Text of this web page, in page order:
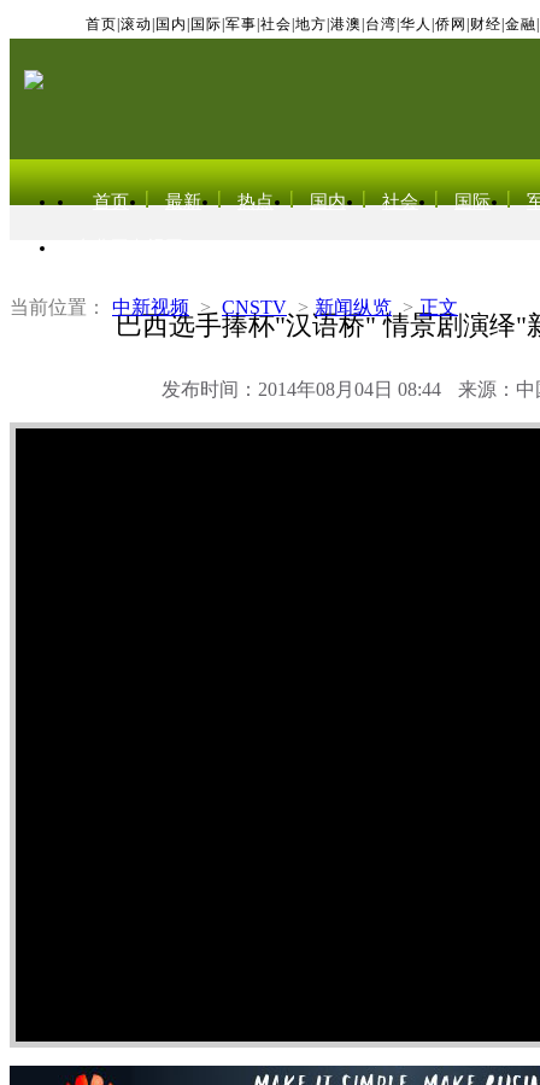
首页 滚动 国内 国际 军事 社会 地方 港澳 台湾 华人 侨网 财经 金融
首页 最新 热点 国内 社会 国际
当前位置： 中新视频 > CNSTV > 新闻纵览 > 正文
巴西选手捧杯"汉语桥" 情景剧演绎"
发布时间：2014年08月04日 08:44 来源：中